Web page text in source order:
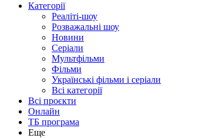
Категорії
Реаліті-шоу
Розважальні шоу
Новини
Серіали
Мультфільми
Фільми
Українські фільми і серіали
Всі категорії
Всі проєкти
Онлайн
ТБ програма
Еще